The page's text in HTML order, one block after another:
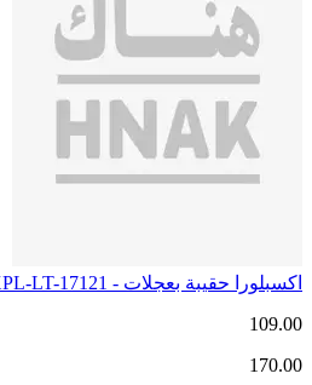
اكسبلورا حقيبة بعجلات - XPL-LT-17121
109.00
170.00